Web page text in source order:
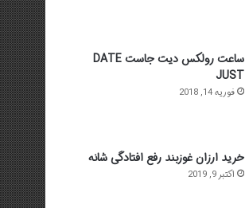
ساعت رولکس دیت جاست DATE
JUST
فوریه 14, 2018
خرید ارزان غوزبند رفع افتادگی شانه
اکتبر 9, 2019